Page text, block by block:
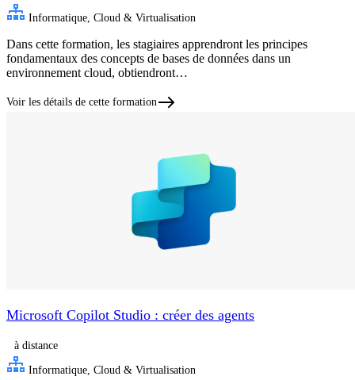
Informatique, Cloud & Virtualisation
Dans cette formation, les stagiaires apprendront les principes
fondamentaux des concepts de bases de données dans un
environnement cloud, obtiendront…
Voir les détails de cette formation
Microsoft Copilot Studio : créer des agents
à distance
Informatique, Cloud & Virtualisation